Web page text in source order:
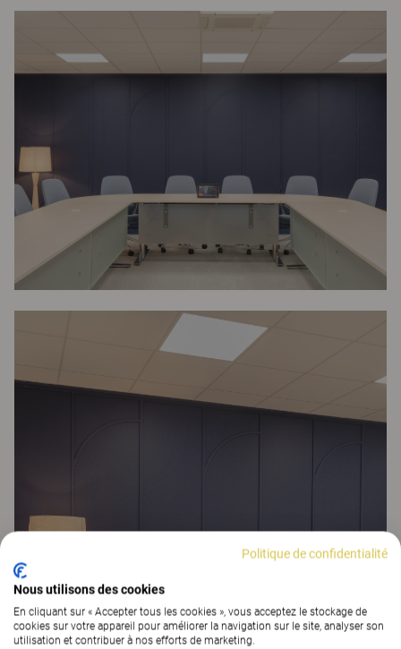
Politique de confidentialité
Nous utilisons des cookies
En cliquant sur « Accepter tous les cookies », vous acceptez le stockage de
cookies sur votre appareil pour améliorer la navigation sur le site, analyser son
utilisation et contribuer à nos efforts de marketing.